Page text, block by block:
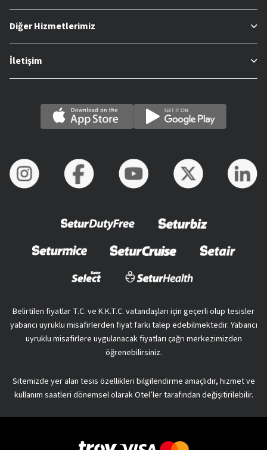
Diğer Hizmetlerimiz
İletişim
Belirtilen fiyatlar T.C. ve K.K.T.C. vatandaşları için geçerli olup tesisler
yabancı uyruklu misafirlerden fiyat farkı talep edebilmektedir. Yabancı
uyruklu misafirlere uygulanacak fiyatları çağrı merkezimizden
öğrenebilirsiniz.
Sitemizde yer alan tesis özellikleri bilgilendirme amaçlıdır, hizmet ve
kullanım saatleri dönemsel olarak Otel’ler tarafından değişitirilebilir.